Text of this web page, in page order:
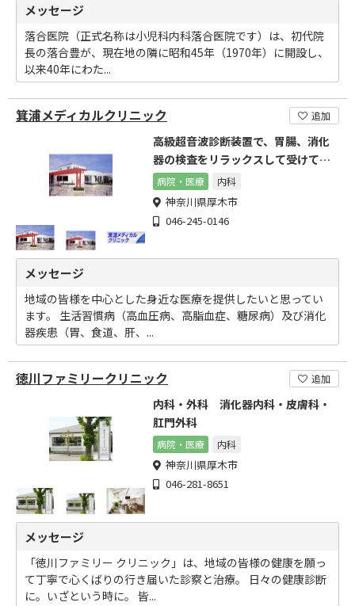
メッセージ
落合医院（正式名称は小児科内科落合医院です）は、初代院
長の落合豊が、現在地の隣に昭和45年（1970年）に開設し、
以来40年にわた...
箕浦メディカルクリニック 追加
高級超音波診断装置で、胃腸、消化
器の検査をリラックスして受けてい
ただけます。
病院・医療 内科
神奈川県厚木市
046-245-0146
メッセージ
地域の皆様を中心とした身近な医療を提供したいと思ってい
ます。 生活習慣病（高血圧病、高脂血症、糖尿病）及び消化
器疾患（胃、食道、肝、...
徳川ファミリークリニック 追加
内科・外科 消化器内科・皮膚科・
肛門外科
病院・医療 内科
神奈川県厚木市
046-281-8651
メッセージ
「徳川ファミリー クリニック」は、地域の皆様の健康を願っ
て丁寧で心くばりの行き届いた診察と治療。 日々の健康診断
に。いざという時に。 皆...